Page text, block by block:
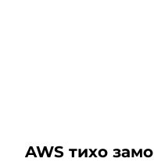
AWS тихо